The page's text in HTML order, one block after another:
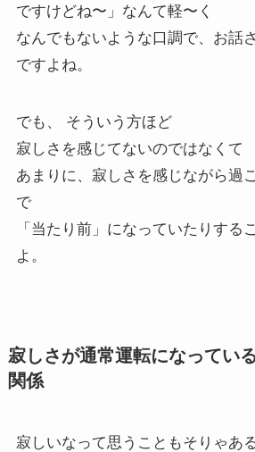
ですけどね〜」なんて軽〜く
なんでもないような口調で、お話
ですよね。
でも、 そういう方ほど
寂しさを感じてないのではなくて
あまりに、寂しさを感じながら過
で
「当たり前」になっていたりする
よ。
寂しさが通常運転になってい
関係
寂しいなって思うこともそりゃあ